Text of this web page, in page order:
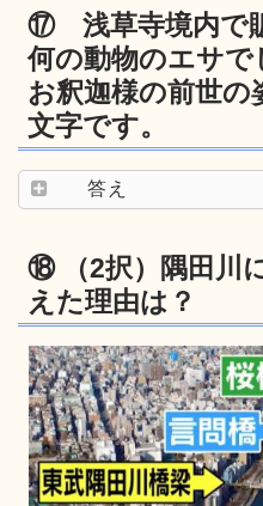
⑰ 浅草寺境内で
何の動物のエサで
お釈迦様の前世
文字です。
答え
⑱ （2択）隅田川
えた理由は？